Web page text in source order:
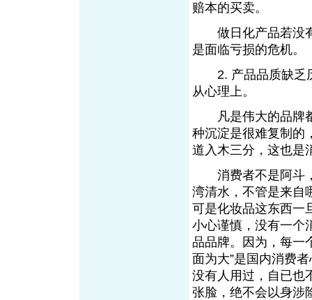
赔本的买卖。
做日化产品若没有
是面临亏损的危
2. 产品品质缺乏历
从心理上。
凡是伟大的品牌都
种沉淀是很难复制的
道入木三分，这也是
消费者不是阿斗，
湾清水，不管是来自
可是化妆品这东西一
小心谨慎，没有一个
品品牌。因为，每一
面为大”是国内消费
没有人用过，自已也
张脸，绝不会以身涉